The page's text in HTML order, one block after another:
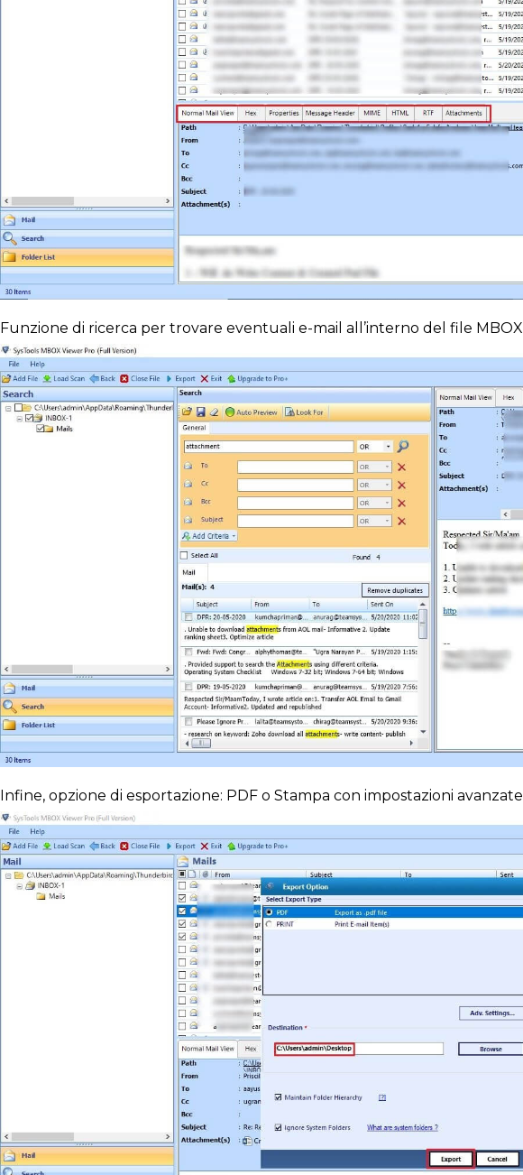
Funzione di ricerca per trovare eventuali e-mail all’interno del file MBOX
Infine, opzione di esportazione: PDF o Stampa con impostazioni avanzate